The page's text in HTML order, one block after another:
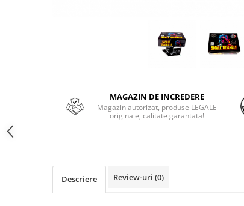
MAGAZIN DE INCREDERE
Magazin autorizat, produse LEGALE
originale, calitate garantata!
Descriere Review-uri (0)